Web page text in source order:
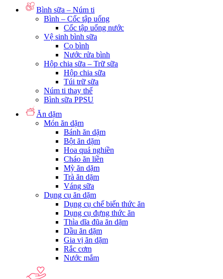
Bình sữa – Núm ti
Bình – Cốc tập uống
Cốc tập uống nước
Vệ sinh bình sữa
Cọ bình
Nước rửa bình
Hộp chia sữa – Trữ sữa
Hộp chia sữa
Túi trữ sữa
Núm ti thay thế
Bình sữa PPSU
Ăn dặm
Món ăn dặm
Bánh ăn dặm
Bột ăn dặm
Hoa quả nghiền
Cháo ăn liền
Mỳ ăn dặm
Trà ăn dặm
Váng sữa
Dụng cụ ăn dặm
Dụng cụ chế biến thức ăn
Dụng cụ đựng thức ăn
Thìa dĩa đũa ăn dặm
Dầu ăn dặm
Gia vị ăn dặm
Rắc cơm
Nước mắm